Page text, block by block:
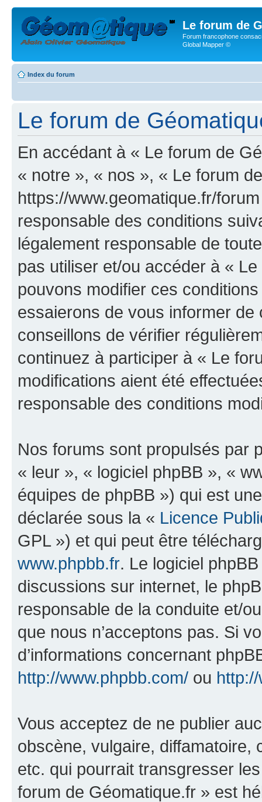
Le forum de
Forum francophone
Global Mapper ©
Index du forum
Le forum de
En accédant à « Le forum de
« notre », « nos », « Le forum
https://www.geomatique.fr/
responsable des conditions
légalement responsable de
pas utiliser et/ou accéder à «
pouvons modifier ces
essaierons de vous informer
conseillons de vérifier
continuez à participer à « Le
modifications aient été
responsable des conditions
Nos forums sont propulsés par
« leur », « logiciel phpBB », «
équipes de phpBB ») qui est
déclarée sous la « Licence
GPL ») et qui peut être
www.phpbb.fr. Le logiciel
discussions sur internet, le
responsable de la conduite et/
que nous n’acceptons pas. Si
d’informations concernant
http://www.phpbb.com/ ou
Vous acceptez de ne publier
obscène, vulgaire, diffamatoire,
etc. qui pourrait transgresser
forum de Géomatique.fr » est